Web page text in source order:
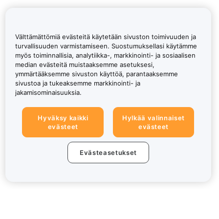
Välttämättömiä evästeitä käytetään sivuston toimivuuden ja
turvallisuuden varmistamiseen. Suostumuksellasi käytämme
myös toiminnallisia, analytiikka-, markkinointi- ja sosiaalisen
median evästeitä muistaaksemme asetuksesi,
ymmärtääksemme sivuston käyttöä, parantaaksemme
sivustoa ja tukeaksemme markkinointi- ja
jakamisominaisuuksia.
Hyväksy kaikki
evästeet
Hylkää valinnaiset
evästeet
Evästeasetukset